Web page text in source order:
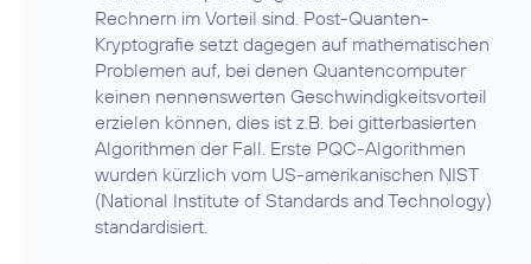
Rechnern im Vorteil sind. Post-Quanten-
Kryptografie setzt dagegen auf mathematischen
Problemen auf, bei denen Quantencomputer
keinen nennenswerten Geschwindigkeitsvorteil
erzielen können, dies ist z.B. bei gitterbasierten
Algorithmen der Fall. Erste PQC-Algorithmen
wurden kürzlich vom US-amerikanischen NIST
(National Institute of Standards and Technology)
standardisiert.